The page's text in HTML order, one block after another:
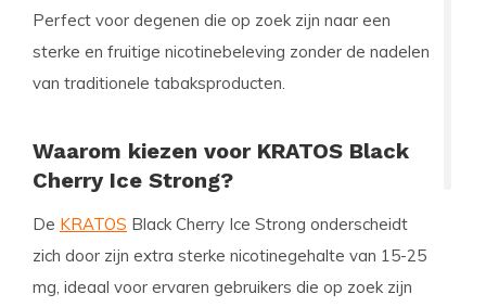
Perfect voor degenen die op zoek zijn naar een
sterke en fruitige nicotinebeleving zonder de nadelen
van traditionele tabaksproducten.
Waarom kiezen voor KRATOS Black
Cherry Ice Strong?
De KRATOS Black Cherry Ice Strong onderscheidt
zich door zijn extra sterke nicotinegehalte van 15-25
mg, ideaal voor ervaren gebruikers die op zoek zijn